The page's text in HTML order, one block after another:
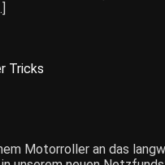
Tricks
Motorroller an das